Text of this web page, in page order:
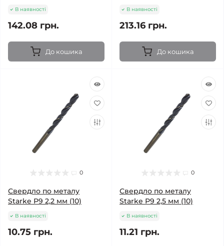
В наявності
142.08 грн.
До кошика
В наявності
213.16 грн.
До кошика
0
Свердло по металу
Starke Р9 2,2 мм (10)
В наявності
10.75 грн.
0
Свердло по металу
Starke Р9 2,5 мм (10)
В наявності
11.21 грн.